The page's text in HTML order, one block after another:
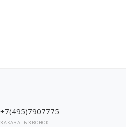
+7(495)7907775
ЗАКАЗАТЬ ЗВОНОК